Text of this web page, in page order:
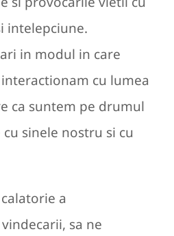
intelepciune.
in modul in care
cu lumea
ca suntem pe drumul
sinele nostru si cu
a
sa ne